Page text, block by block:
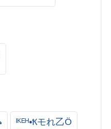
ᴵᴷᴱᴴ•Ҟモれ乙Ö